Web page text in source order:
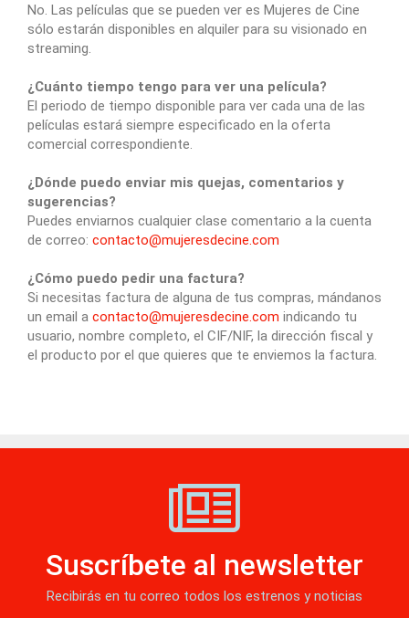
No. Las películas que se pueden ver es Mujeres de Cine
sólo estarán disponibles en alquiler para su visionado en
streaming.
¿Cuánto tiempo tengo para ver una película?
El periodo de tiempo disponible para ver cada una de las
películas estará siempre especificado en la oferta
comercial correspondiente.
¿Dónde puedo enviar mis quejas, comentarios y
sugerencias?
Puedes enviarnos cualquier clase comentario a la cuenta
de correo: contacto@mujeresdecine.com
¿Cómo puedo pedir una factura?
Si necesitas factura de alguna de tus compras, mándanos
un email a contacto@mujeresdecine.com indicando tu
usuario, nombre completo, el CIF/NIF, la dirección fiscal y
el producto por el que quieres que te enviemos la factura.
Suscríbete al newsletter
Recibirás en tu correo todos los estrenos y noticias